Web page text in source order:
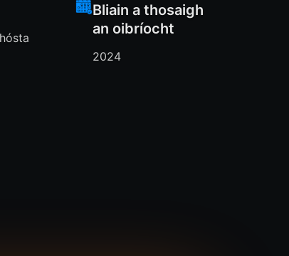
Bliain a thosaigh
an oibríocht
2024